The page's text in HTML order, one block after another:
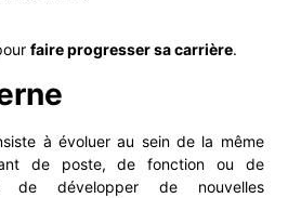
faire progresser sa carrière.
à évoluer au sein de la même
de poste, de fonction ou de
de développer de nouvelles